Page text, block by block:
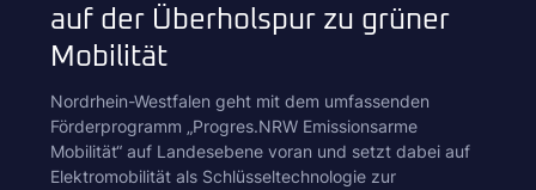
auf der Überholspur zu grüner
Mobilität
Nordrhein-Westfalen geht mit dem umfassenden
Förderprogramm „Progres.NRW Emissionsarme
Mobilität“ auf Landesebene voran und setzt dabei auf
Elektromobilität als Schlüsseltechnologie zur